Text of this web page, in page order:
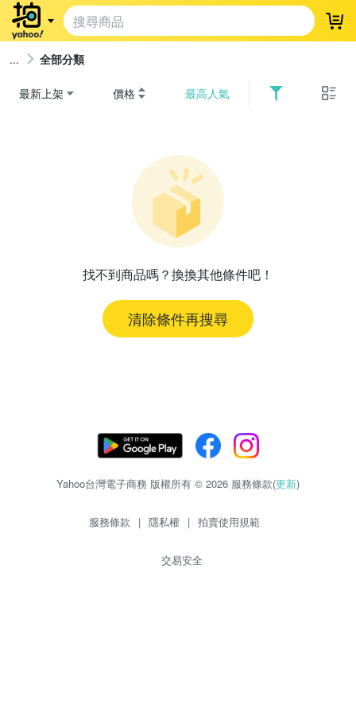
登
全部分類
最新上架 價格 最高人氣
找不到商品嗎？換換其他條件吧！
清除條件再搜尋
Yahoo台灣電子商務 版權所有 © 2026 服務條款(更新)
服務條款 | 隱私權 | 拍賣使用規範
交易安全